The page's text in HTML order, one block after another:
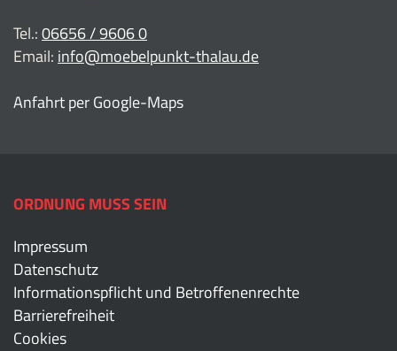
Tel.:06656 / 9606 0
Email: info@moebelpunkt-thalau.de
Anfahrt per Google-Maps
ORDNUNG MUSS SEIN
Impressum
Datenschutz
Informationspflicht und Betroffenenrechte
Barrierefreiheit
Cookies